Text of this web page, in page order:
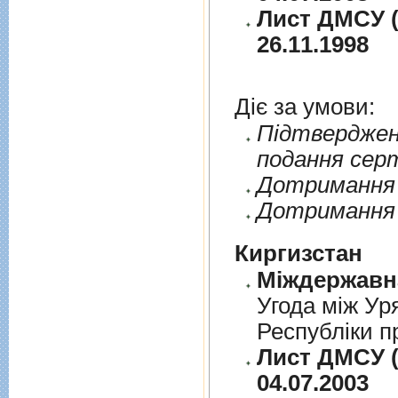
Лист ДМСУ
26.11.1998
Діє за умови:
подання
Дотримання
Дотримання
Киргизстан
Угода між
Республіки
Лист ДМСУ
04.07.2003